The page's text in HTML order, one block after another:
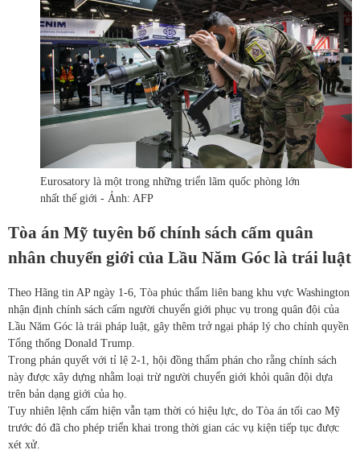
Eurosatory là một trong những triển lãm quốc phòng lớn
nhất thế giới - Ảnh: AFP
Tòa án Mỹ tuyên bố chính sách cấm quân
nhân chuyển giới của Lầu Năm Góc là trái luật
Theo Hãng tin AP ngày 1-6, Tòa phúc thẩm liên bang khu vực Washington
nhận định chính sách cấm người chuyển giới phục vụ trong quân đội của
Lầu Năm Góc là trái pháp luật, gây thêm trở ngại pháp lý cho chính quyền
Tổng thống Donald Trump.
Trong phán quyết với tỉ lệ 2-1, hội đồng thẩm phán cho rằng chính sách
này được xây dựng nhằm loại trừ người chuyển giới khỏi quân đội dựa
trên bản dạng giới của họ.
Tuy nhiên lệnh cấm hiện vẫn tạm thời có hiệu lực, do Tòa án tối cao Mỹ
trước đó đã cho phép triển khai trong thời gian các vụ kiện tiếp tục được
xét xử.